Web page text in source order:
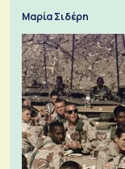
Μαρία Σιδέρη